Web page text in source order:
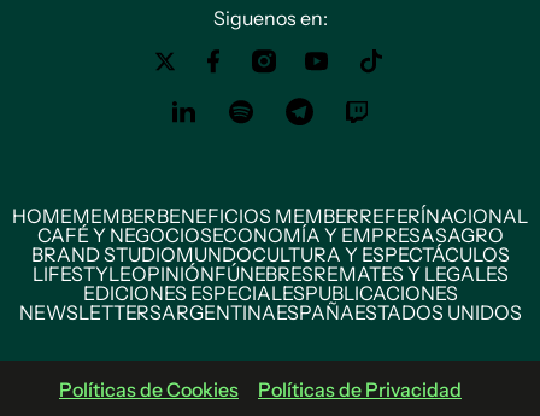
Siguenos en:
HOMEMEMBERBENEFICIOS MEMBERREFERÍNACIONAL
CAFÉ Y NEGOCIOSECONOMÍA Y EMPRESASAGRO
BRAND STUDIOMUNDOCULTURA Y ESPECTÁCULOS
LIFESTYLEOPINIÓNFÚNEBRESREMATES Y LEGALES
EDICIONES ESPECIALESPUBLICACIONES
NEWSLETTERSARGENTINAESPAÑAESTADOS UNIDOS
Políticas de Cookies Políticas de Privacidad